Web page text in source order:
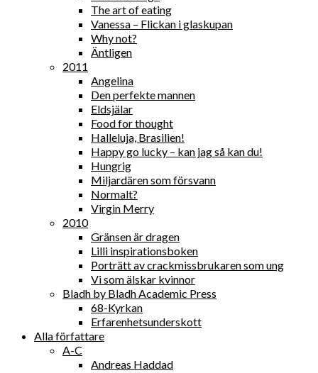
The art of eating
Vanessa – Flickan i glaskupan
Why not?
Äntligen
2011
Angelina
Den perfekte mannen
Eldsjälar
Food for thought
Halleluja, Brasilien!
Happy go lucky – kan jag så kan du!
Hungrig
Miljardären som försvann
Normalt?
Virgin Merry
2010
Gränsen är dragen
Lilli inspirationsboken
Porträtt av crackmissbrukaren som ung
Vi som älskar kvinnor
Bladh by Bladh Academic Press
68-Kyrkan
Erfarenhetsunderskott
Alla författare
A-C
Andreas Haddad